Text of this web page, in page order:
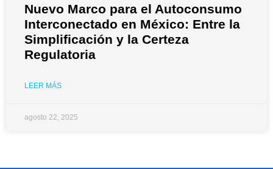
Nuevo Marco para el Autoconsumo
Interconectado en México: Entre la
Simplificación y la Certeza
Regulatoria
LEER MÁS
agosto 22, 2025